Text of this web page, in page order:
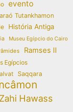
evento
Tutankhamon
História Antiga
Museu Egípcio do Cairo
Ramses II
Egípcios
Saqqara
Zahi Hawass